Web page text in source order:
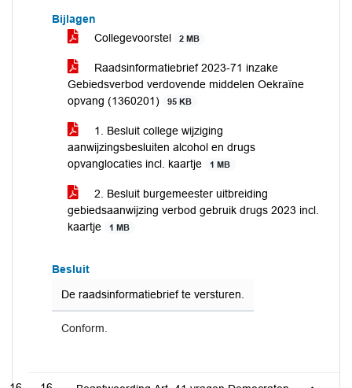
Bijlagen
Collegevoorstel
2 MB
Raadsinformatiebrief 2023-71 inzake
Gebiedsverbod verdovende middelen Oekraïne
opvang (1360201)
95 KB
1. Besluit college wijziging
aanwijzingsbesluiten alcohol en drugs
opvanglocaties incl. kaartje
1 MB
2. Besluit burgemeester uitbreiding
gebiedsaanwijzing verbod gebruik drugs 2023 incl.
kaartje
1 MB
Besluit
De raadsinformatiebrief te versturen.
Conform.